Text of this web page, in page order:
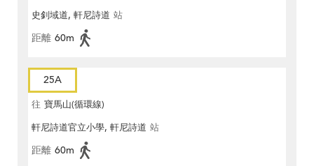
史釗域道, 軒尼詩道 站
距離 60m
25A
往 寶馬山(循環線)
軒尼詩道官立小學, 軒尼詩道 站
距離 60m